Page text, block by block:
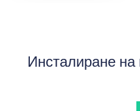
Инсталиране